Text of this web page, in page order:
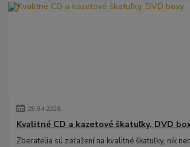
29.04.2026
Kvalitné CD a kazetové škatuľky, DVD
Zberatelia sú zaťažení na kvalitné škatuľky, nik